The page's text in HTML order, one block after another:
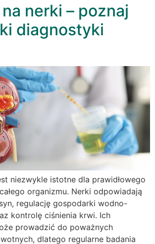
nerki – poznaj
diagnostyki
niezwykle istotne dla prawidłowego
organizmu. Nerki odpowiadają
regulację gospodarki wodno-
kontrolę ciśnienia krwi. Ich
prowadzić do poważnych
dlatego regularne badania